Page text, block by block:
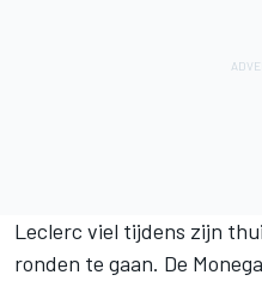
Leclerc viel tijdens zijn
ronden te gaan. De